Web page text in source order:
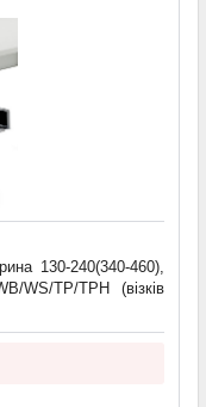
130-240(340-460),
WS/TP/TPH (візків